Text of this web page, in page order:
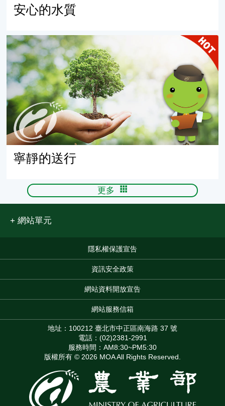
安心的水質
寧靜的送行
寧靜的送行
更多
網站單元
隱私權保護宣告
資訊安全政策
網站資料開放宣告
網站服務信箱
地址：100212 臺北市中正區南海路 37 號
電話：(02)2381-2991
服務時間：AM8:30~PM5:30
版權所有 © 2026 MOA All Rights Reserved.